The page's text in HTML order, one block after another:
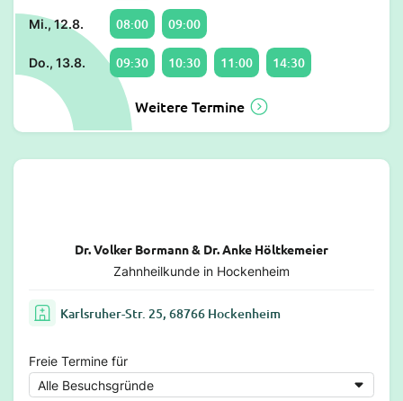
Mi., 12.8. 08:00 09:00
Do., 13.8. 09:30 10:30 11:00 14:30
Weitere Termine
Dr. Volker Bormann & Dr. Anke Höltkemeier
Zahnheilkunde in Hockenheim
Karlsruher-Str. 25, 68766 Hockenheim
Freie Termine für